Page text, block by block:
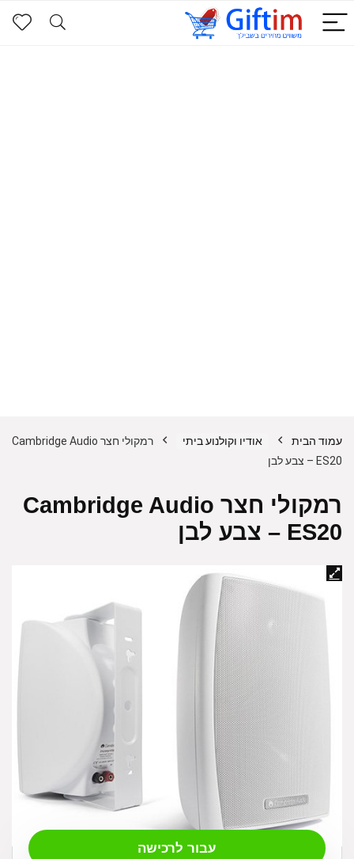
עמוד הבית אודיו וקולנוע ביתי
רמקולי חצר Cambridge Audio
ES20 – צבע לבן
רמקולי חצר Cambridge Audio
ES20 – צבע לבן
₪1,800.00
עבור לרכישה